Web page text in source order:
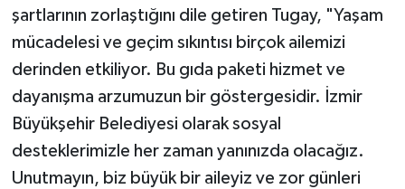
şartlarının zorlaştığını dile getiren Tugay, "Yaşam
mücadelesi ve geçim sıkıntısı birçok ailemizi
derinden etkiliyor. Bu gıda paketi hizmet ve
dayanışma arzumuzun bir göstergesidir. İzmir
Büyükşehir Belediyesi olarak sosyal
desteklerimizle her zaman yanınızda olacağız.
Unutmayın, biz büyük bir aileyiz ve zor günleri